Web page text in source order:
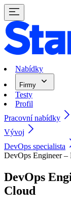
Nabídky
Firmy
Testy
Profil
Pracovní nabídky
Vývoj
DevOps specialista
DevOps Engineer
DevOps
Cloud